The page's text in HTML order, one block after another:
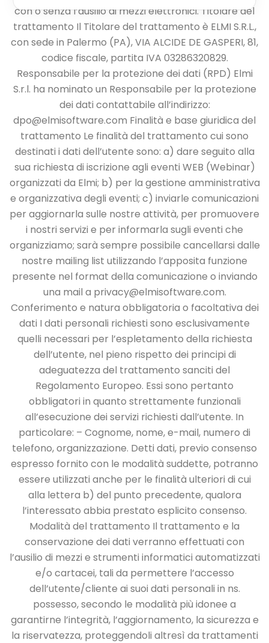
con o senzal’ausilio di mezzi elettronici.Titolare del
trattamento Il Titolare del trattamento è ELMI S.R.L.,
con sede in Palermo (PA), VIA ALCIDE DE GASPERI,81,
codice fiscale, partita IVA 03286320829.
Responsabile per la protezione dei dati (RPD) Elmi
S.r.l. ha nominato un Responsabile per la protezione
dei dati contattabile all’indirizzo:
dpo@elmisoftware.com Finalità e base giuridica del
trattamento Le finalità del trattamento cui sono
destinati i dati dell’utente sono: a) dare seguito alla
sua richiesta di iscrizione agli eventi WEB (Webinar)
organizzati da Elmi; b) per la gestione amministrativa
e organizzativa degli eventi; c) inviarle comunicazioni
per aggiornarla sulle nostre attività, per promuovere
i nostri servizi e per informarla sugli eventi che
organizziamo; sarà sempre possibile cancellarsi dalle
nostre mailing list utilizzando l’apposita funzione
presente nel format della comunicazione o inviando
una mail a privacy@elmisoftware.com.
Conferimento e natura obbligatoria o facoltativa dei
dati I dati personali richiesti sono esclusivamente
quelli necessari per l’espletamento della richiesta
dell’utente, nel pieno rispetto dei principi di
adeguatezza del trattamento sanciti del
Regolamento Europeo. Essi sono pertanto
obbligatori in quanto strettamente funzionali
all’esecuzione dei servizi richiesti dall’utente. In
particolare: – Cognome, nome, e-mail, numero di
telefono, organizzazione. Detti dati, previo consenso
espresso fornito con le modalità suddette, potranno
essere utilizzati anche per le finalità ulteriori di cui
alla lettera b) del punto precedente, qualora
l’interessato abbia prestato esplicito consenso.
Modalità del trattamento Il trattamento e la
conservazione dei dati verranno effettuati con
l’ausilio di mezzi e strumenti informatici automatizzati
e/o cartacei, tali da permettere l’accesso
dell’utente/cliente ai suoi dati personali in ns.
possesso, secondo le modalità più idonee a
garantirne l’integrità,l’aggiornamento, la sicurezza e
la riservatezza, proteggendoli altresì da trattamenti